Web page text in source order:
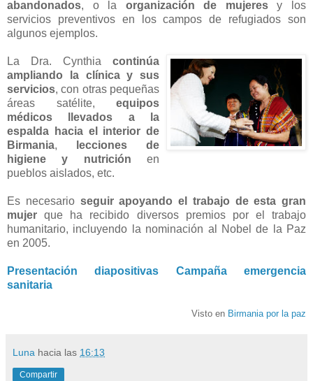
abandonados, o la organización de mujeresy los
servicios preventivos en los campos de refugiados son
algunos ejemplos.
La Dra. Cynthia continúa
ampliando la clínica y sus
servicios, con otras pequeñas
áreas satélite, equipos
médicos llevados a la
espalda hacia el interior de
Birmania,
lecciones de
higiene y nutrición en
pueblos aislados, etc.
Es necesario seguir apoyando el trabajo de esta gran
mujer que ha recibido diversos premios por el trabajo
humanitario, incluyendo la nominación al Nobel de la Paz
en 2005.
Presentación diapositivas Campaña emergencia
sanitaria
Visto en Birmania por la paz
Luna hacia las 16:13
Compartir